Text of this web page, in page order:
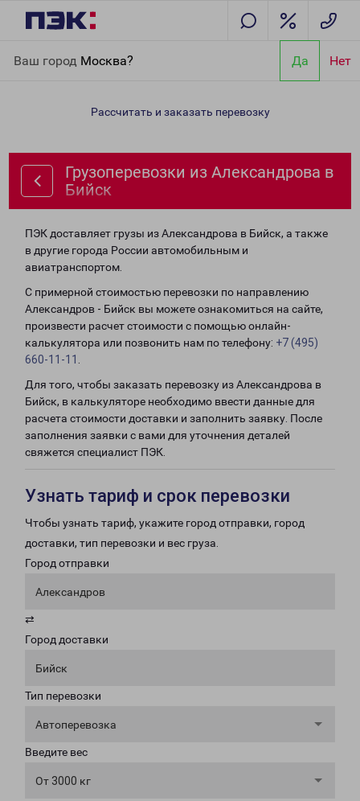
Ваш город Москва? Да Нет
Бийск
Рассчитать и заказать перевозку
Грузоперевозки из Александрова в
Бийск
ПЭК доставляет грузы из Александрова в Бийск, а также
в другие города России автомобильным и
авиатранспортом.
С примерной стоимостью перевозки по направлению
Александров - Бийск вы можете ознакомиться на сайте,
произвести расчет стоимости с помощью онлайн-
калькулятора или позвонить нам по телефону: +7 (495)
660-11-11
Для того, чтобы заказать перевозку из Александрова в
Бийск, в калькуляторе необходимо ввести данные для
расчета стоимости доставки и заполнить заявку. После
заполнения заявки с вами для уточнения деталей
свяжется специалист ПЭК.
Узнать тариф и срок перевозки
Чтобы узнать тариф, укажите город отправки, город
доставки, тип перевозки и вес груза.
Город отправки
Александров
⇄
Город доставки
Бийск
Тип перевозки
Автоперевозка
Введите вес
От 3000 кг